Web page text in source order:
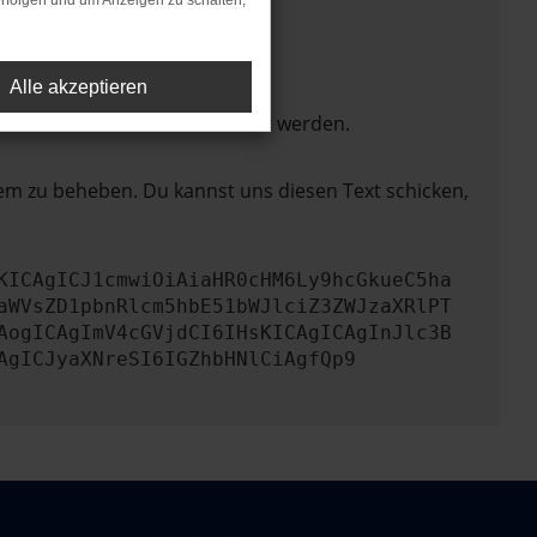
nicht mehr unterstützt werden.
zu beheben. Du kannst uns diesen Text schicken,
Alle akzeptieren